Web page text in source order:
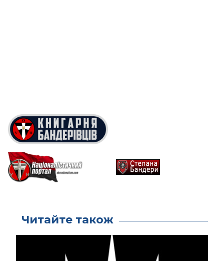
Читайте також